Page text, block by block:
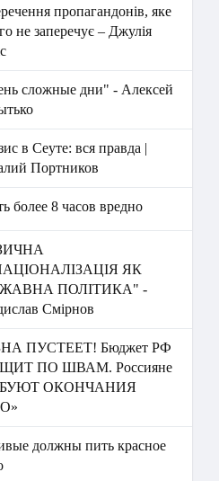
пропагандонів, яке
не заперечує – Джулія
сложные дни" - Алексей
в Сеуте: вся правда |
Портников
более 8 часов вредно
ЯК
ПОЛІТИКА" -
Смірнов
ПУСТЕЕТ! Бюджет РФ
ПО ШВАМ. Россияне
ОКОНЧАНИЯ
должны пить красное